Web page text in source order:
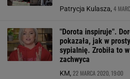
Patrycja Kulasza, 4
"Dorota inspiruje".
pokazała, jak w
sypialnię. Zrobiła to
zachwyca
KM, 22 MARCA 2020, 19:00